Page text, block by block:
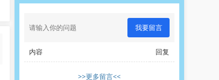
我要留言
内容 回复
>>更多留言<<